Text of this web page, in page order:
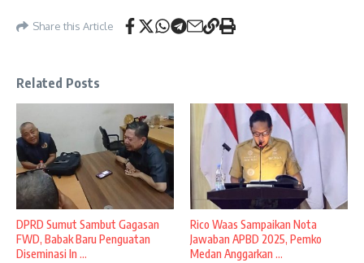
Share this Article
Related Posts
DPRD Sumut Sambut Gagasan
FWD, Babak Baru Penguatan
Diseminasi In ...
Rico Waas Sampaikan Nota
Jawaban APBD 2025, Pemko
Medan Anggarkan ...